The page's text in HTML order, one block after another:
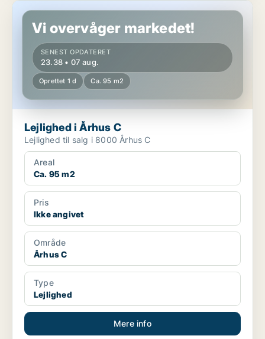
Lejlighed i Århus C
Vi overvåger markedet!
SENEST OPDATERET
23.38 • 07 aug.
Oprettet 1 d Ca. 95 m2
Lejlighed i Århus C
Lejlighed til salg i 8000 Århus C
Areal
Ca. 95 m2
Pris
Ikke angivet
Område
Århus C
Type
Lejlighed
Mere info